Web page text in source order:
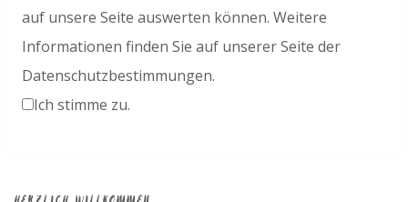
auf unsere Seite auswerten können. Weitere
Informationen finden Sie auf unserer Seite der
Datenschutzbestimmungen.
Ich stimme zu.